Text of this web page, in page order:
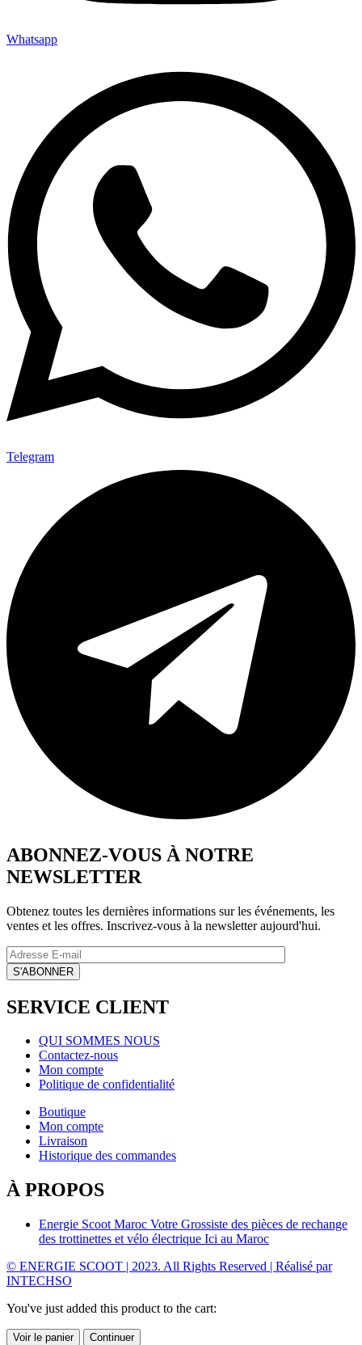
Whatsapp
Telegram
ABONNEZ-VOUS À NOTRE
NEWSLETTER
Obtenez toutes les dernières informations sur les événements, les
ventes et les offres. Inscrivez-vous à la newsletter aujourd'hui.
SERVICE CLIENT
QUI SOMMES NOUS
Contactez-nous
Mon compte
Politique de confidentialité
Boutique
Mon compte
Livraison
Historique des commandes
À PROPOS
Energie Scoot Maroc Votre Grossiste des pièces de rechange
des trottinettes et vélo électrique Ici au Maroc
© ENERGIE SCOOT | 2023. All Rights Reserved | Réalisé par
INTECHSO
You've just added this product to the cart:
Voir le panier Continuer